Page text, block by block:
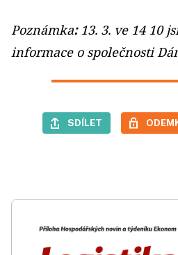
Poznámka:13. 3. ve 14 10
informace o společnosti
SDÍLET